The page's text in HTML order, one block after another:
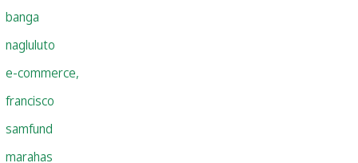
banga
nagluluto
e-commerce,
francisco
samfund
marahas